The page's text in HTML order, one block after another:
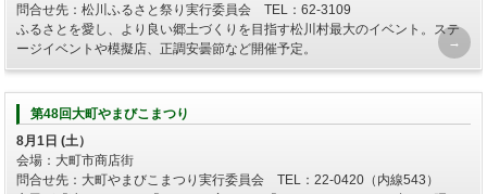
問合せ先：松川ふるさと祭り実行委員会 TEL：62-3109
ふるさとを愛し、より良い郷土づくりを目指す松川村最大のイベント。ステ
ージイベントや模擬店、正調安曇節など開催予定。
第48回大町やまびこまつり
8月1日 (土）
会場：大町市商店街
問合せ先：大町やまびこまつり実行委員会 TEL：22-0420（内線543）